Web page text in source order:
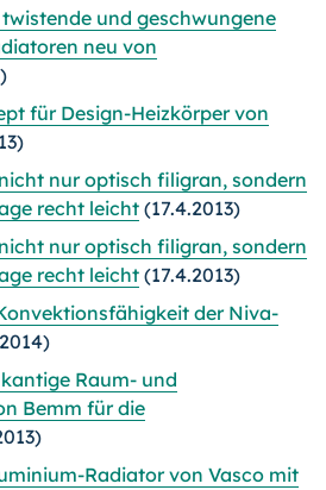
und geschwungene
neu von
für Design-Heizkörper von
nur optisch filigran, sondern
recht leicht (17.4.2013)
nur optisch filigran, sondern
recht leicht (17.4.2013)
der Niva-
Raum- und
Bemm für die
Radiator von Vasco mit